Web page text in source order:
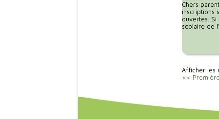
Chers
inscriptions
ouvertes.
scolaire de
Afficher les
<< Première